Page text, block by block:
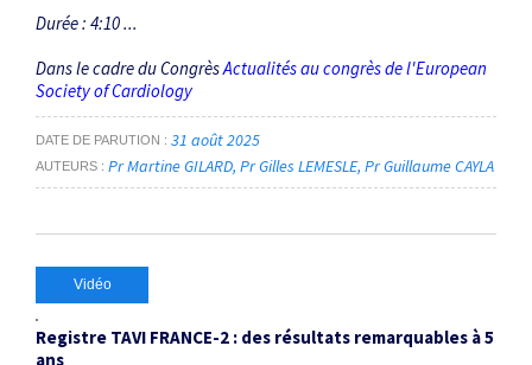
Durée : 4:10 ...
Dans le cadre du CongrèsActualités au congrès de l'European
Society of Cardiology
DATE DE PARUTION 31 août 2025
AUTEURS Pr Martine GILARD Pr Gilles LEMESLE Pr Guillaume CAYLA
Vidéo
Registre TAVI FRANCE-2 : des résultats remarquables à 5
ans